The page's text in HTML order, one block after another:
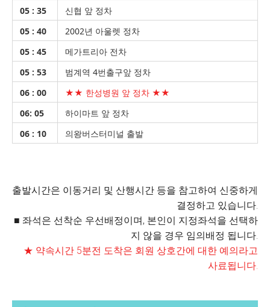
05 : 35
신협 앞 정차
05 : 40
2002년 아울렛 정차
05 : 45
메가트리아 전차
05 : 53
범계역 4번출구앞 정차
06 : 00
★★ 한성병원 앞 정차 ★★
06: 05
하이마트 앞 정차
06 : 10
의왕버스터미널 출발
출발시간은 이동거리 및 산행시간 등을 참고하여 신중하게
결정하고 있습니다.
■ 좌석은 선착순 우선배정이며, 본인이 지정좌석을 선택하
지 않을 경우 임의배정 됩니다.
★ 약속시간 5분전 도착은 회원 상호간에 대한 예의라고
사료됩니다.